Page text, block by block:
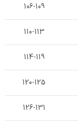
106-109
110-113
114-119
120-125
126-131